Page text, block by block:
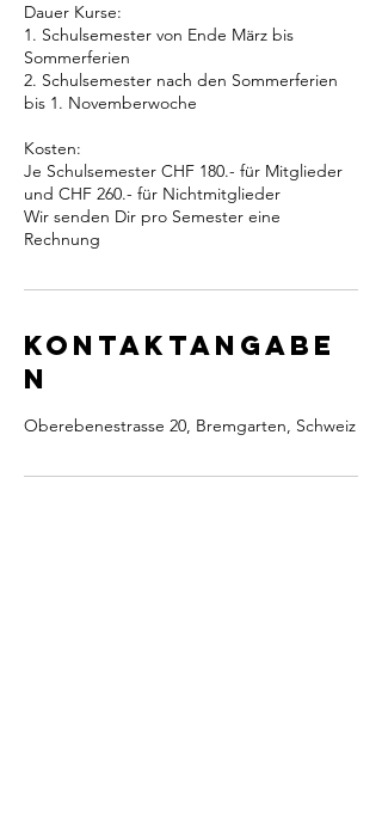
Dauer Kurse:
1. Schulsemester von Ende März bis
Sommerferien
2. Schulsemester nach den Sommerferien
bis 1. Novemberwoche
Kosten:
Je Schulsemester CHF 180.- für Mitglieder
und CHF 260.- für Nichtmitglieder
Wir senden Dir pro Semester eine
Rechnung
Kontaktangabe
n
Oberebenestrasse 20, Bremgarten, Schweiz